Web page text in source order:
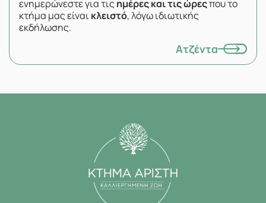
ενημερώνεστε για τιςημέρες και τις ώρεςπου το
κτήμα μας είναικλειστό, λόγω ιδιωτικής
εκδήλωσης.
Ατζέντα